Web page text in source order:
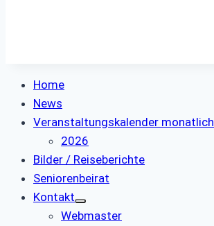
Home
News
Veranstaltungskalender monatlich
2026
Bilder / Reiseberichte
Seniorenbeirat
Kontakt
Webmaster